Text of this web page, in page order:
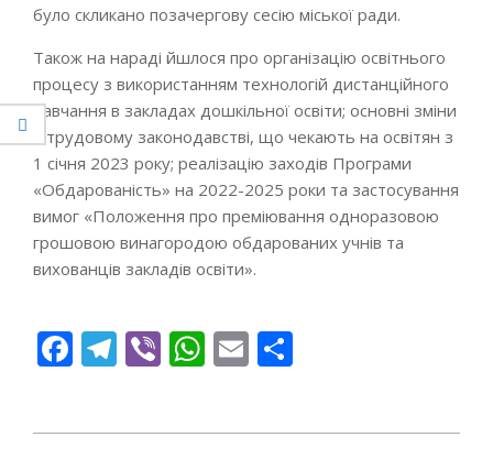
було скликано позачергову сесію міської ради.
Також на нараді йшлося про організацію освітнього
процесу з використанням технологій дистанційного
навчання в закладах дошкільної освіти; основні зміни
в трудовому законодавстві, що чекають на освітян з
1 січня 2023 року; реалізацію заходів Програми
«Обдарованість» на 2022-2025 роки та застосування
вимог «Положення про преміювання одноразовою
грошовою винагородою обдарованих учнів та
вихованців закладів освіти».
Facebook
Telegram
ViberWhatsApp
Email